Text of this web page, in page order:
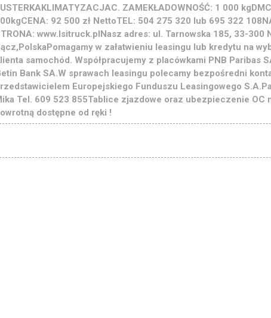
ZAMEKŁADOWNOŚĆ: 1 000
92 500 zł NettoTEL: 504 275 320 lub 695 322
www.lsitruck.plNasz adres: ul. Tarnowska 185, 33-300
w załatwieniu leasingu lub kredytu na
samochód. Współpracujemy z placówkami PNB Paribas
Bank SA.W sprawach leasingu polecamy bezpośredni
Europejskiego Funduszu Leasingowego
Tel. 609 523 855Tablice zjazdowe oraz ubezpieczenie OC
dostępne od ręki !